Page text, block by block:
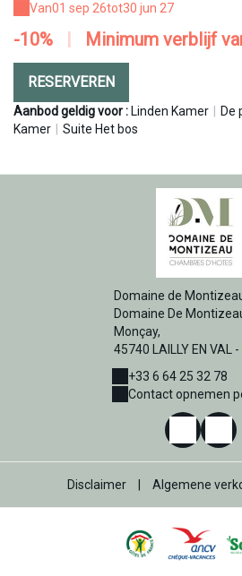
Van01 sep 26tot30 jun 27
-10% Minimum verblijf
RESERVEREN
Aanbod geldig voor : Linden Kamer De
Kamer
Suite Het bos
Domaine de
Domaine De
Monçay,
45740 LAILLY EN VAL -
+33 6 64 25 32 78
Contact opnemen
Disclaimer Algemene